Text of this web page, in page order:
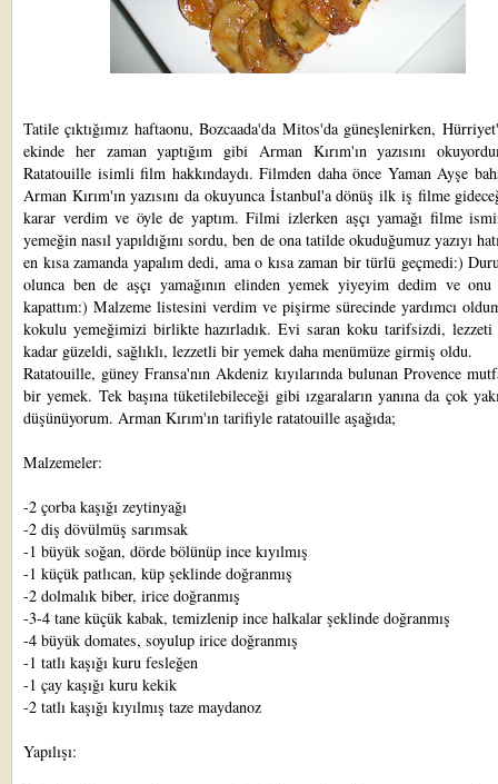
Tatile çıktığımız haftaonu, Bozcaada'da Mitos'da güneşlenirken,
ekinde her zaman yaptığım gibi Arman Kırım'ınyazısını
Ratatouille isimli film hakkındaydı. Filmden daha önce Yaman Ayşe
Arman Kırım'ın yazısını da okuyunca İstanbul'a dönüş ilk iş filme
karar verdim ve öyle de yaptım. Filmi izlerken aşçı yamağı filme
yemeğin nasıl yapıldığını sordu, ben de ona tatilde okuduğumuz yazıyı
en kısa zamanda yapalım dedi, ama o kısa zaman bir türlü geçmedi:)
olunca ben de aşçı yamağının elinden yemek yiyeyim dedim ve onu
kapattım:) Malzeme listesini verdim ve pişirme sürecinde yardımcı
kokulu yemeğimizi birlikte hazırladık. Evi saran koku tarifsizdi,
kadar güzeldi, sağlıklı, lezzetli bir yemek daha menümüze girmiş oldu.
Ratatouille, güney Fransa'nın Akdeniz kıyılarında bulunan Provence
bir yemek. Tek başına tüketilebileceği gibi ızgaraların yanına da çok
düşünüyorum. Arman Kırım'ın tarifiyle ratatouille aşağıda;
Malzemeler:
-2 çorba kaşığı zeytinyağı
-2 diş dövülmüş sarımsak
-1 büyük soğan, dörde bölünüp ince kıyılmış
-1 küçük patlıcan, küp şeklinde doğranmış
-2 dolmalık biber, irice doğranmış
-3-4 tane küçük kabak, temizlenip ince halkalar şeklinde doğranmış
-4 büyük domates, soyulup irice doğranmış
-1 tatlı kaşığı kuru fesleğen
-1 çay kaşığı kuru kekik
-2 tatlı kaşığı kıyılmış taze maydanoz
Yapılışı: